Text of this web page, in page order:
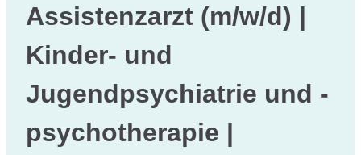
Assistenzarzt (m/w/d) |
Kinder- und
Jugendpsychiatrie und -
psychotherapie |